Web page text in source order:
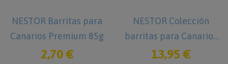
NESTOR Barritas para
Canarios Premium 85g
2,70 €
NESTOR Colección
barritas para Canarios
Sabores variados
13,95 €